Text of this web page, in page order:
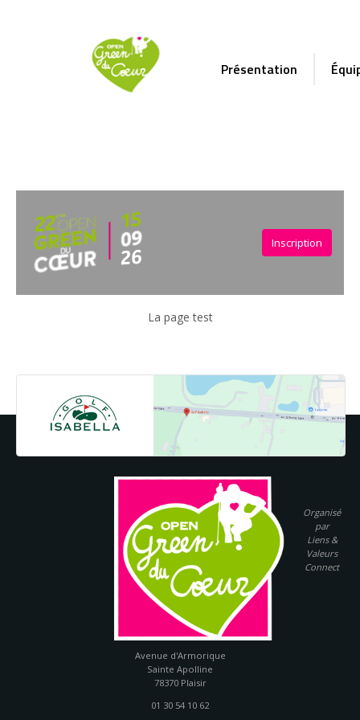
Inscription
Présentation
La page test
Organisé
par
Liens &
Valeurs
Connect
Golf Isabella
Avenue d'Armorique
Sainte Apolline
78370 Plaisir
01 30 54 10 62